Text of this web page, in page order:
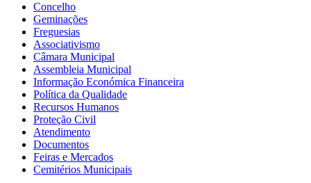
Concelho
Geminações
Freguesias
Associativismo
Câmara Municipal
Assembleia Municipal
Informação Económica Financeira
Política da Qualidade
Recursos Humanos
Proteção Civil
Atendimento
Documentos
Feiras e Mercados
Cemitérios Municipais